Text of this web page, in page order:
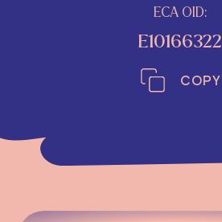
ECA OID:
E10166322
COPY